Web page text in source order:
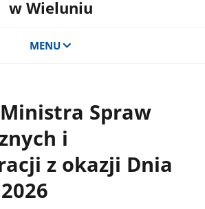
w Wieluniu
MENU
Spraw
i
z okazji Dnia